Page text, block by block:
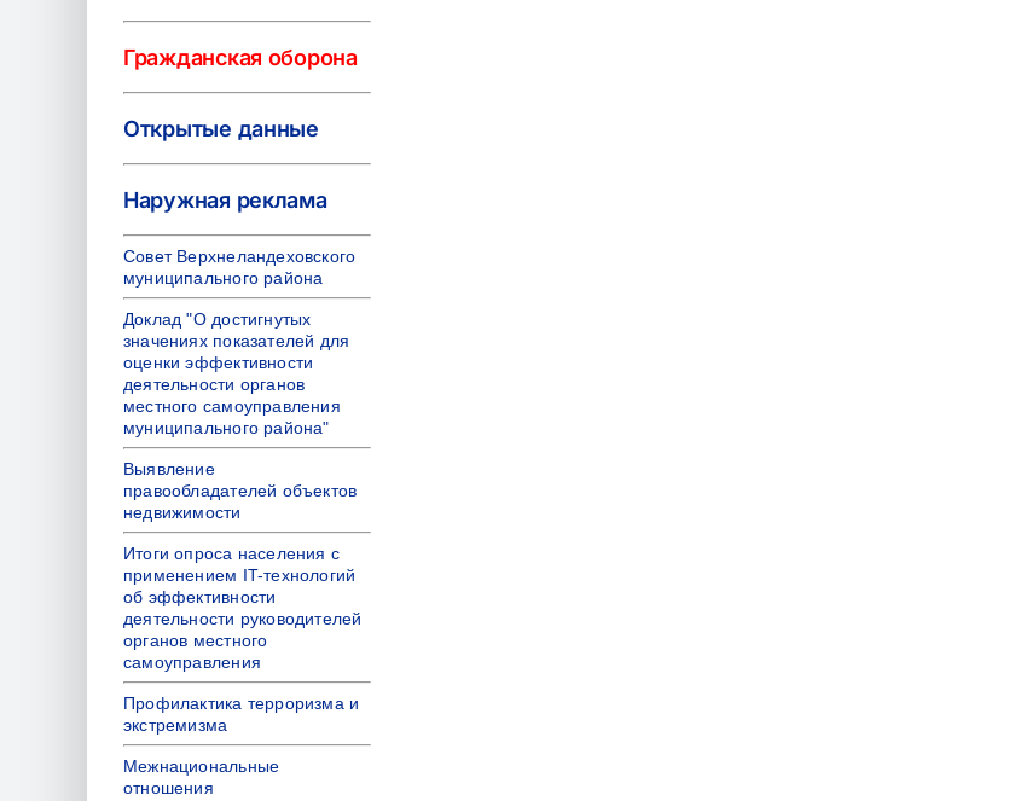
Гражданская оборона
Открытые данные
Наружная реклама
Совет Верхнеландеховского
муниципального района
Доклад "О достигнутых
значениях показателей для
оценки эффективности
деятельности органов
местного самоуправления
муниципального района"
Выявление
правообладателей объектов
недвижимости
Итоги опроса населения с
применением IT-технологий
об эффективности
деятельности руководителей
органов местного
самоуправления
Профилактика терроризма и
экстремизма
Межнациональные
отношения